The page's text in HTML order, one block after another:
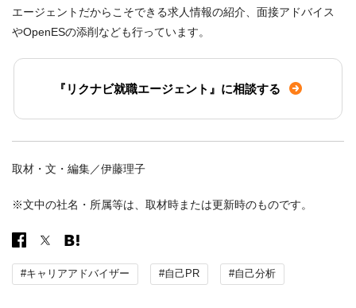
エージェントだからこそできる求人情報の紹介、面接アドバイス
やOpenESの添削なども行っています。
『リクナビ就職エージェント』に相談する
取材・文・編集／伊藤理子
※文中の社名・所属等は、取材時または更新時のものです。
#キャリアアドバイザー #自己PR #自己分析